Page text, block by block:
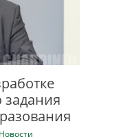
задания
Новости